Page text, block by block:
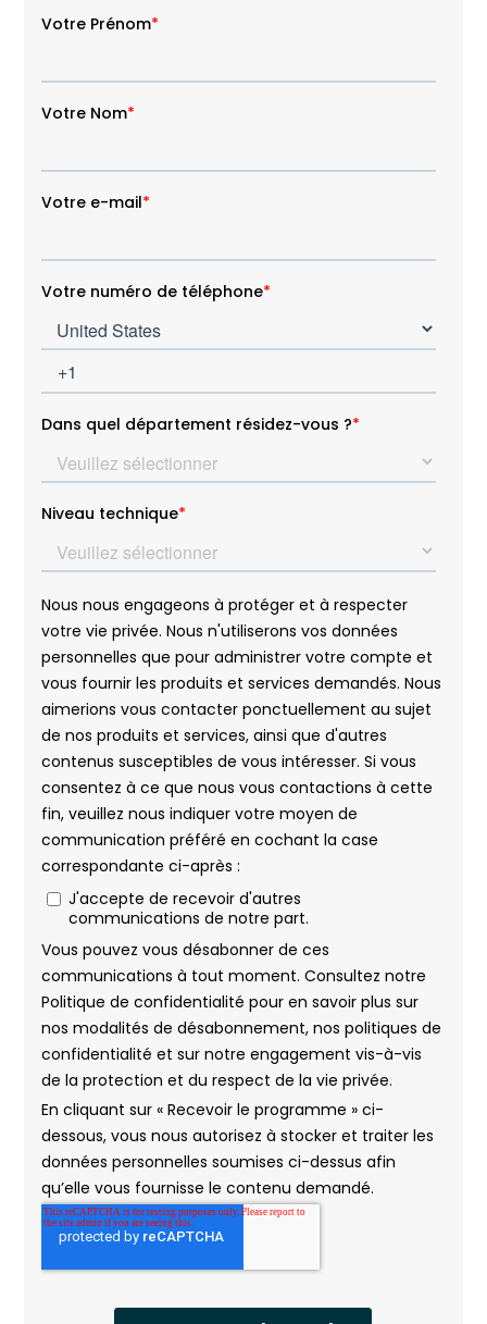
Montreuil - Campus Vincennes
Mulhouse
Nanterre
Océan Indien - Campus Île de La Réunion
Paris 20 FabLab
Rennes
Roanne
RSMA Guadeloupe
RSMA Guyane
RSMA Réunion
Saint-Brieuc
Saint-Etienne
Saint-Palais
Sophia-Antipolis
Strasbourg